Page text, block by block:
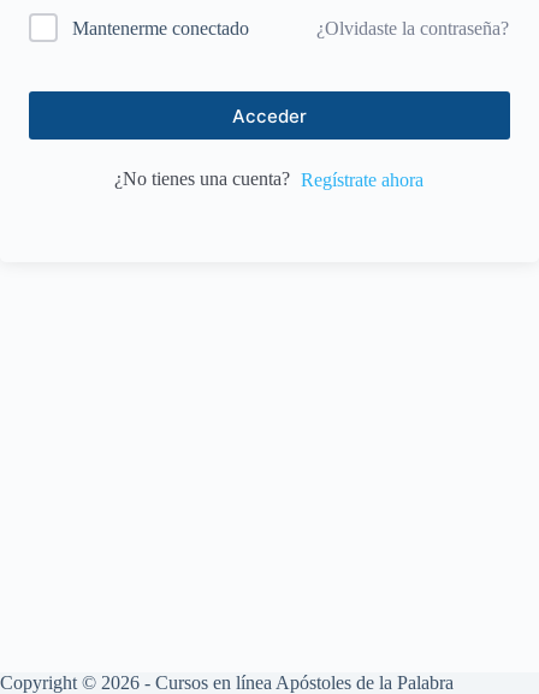
Mantenerme conectado ¿Olvidaste la contraseña?
Acceder
¿No tienes una cuenta? Regístrate ahora
Copyright © 2026 - Cursos en línea Apóstoles de la Palabra